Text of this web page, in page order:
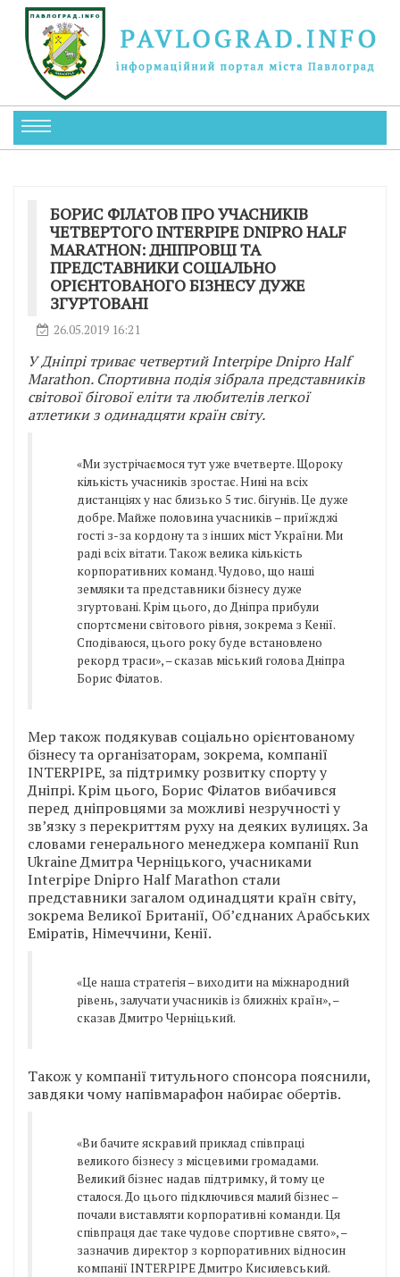
БОРИС ФІЛАТОВ ПРО УЧАСНИКІВ
ЧЕТВЕРТОГО INTERPIPE DNIPRO HALF
MARATHON: ДНІПРОВЦІ ТА
ПРЕДСТАВНИКИ СОЦІАЛЬНО
ОРІЄНТОВАНОГО БІЗНЕСУ ДУЖЕ
ЗГУРТОВАНІ
26.05.2019 16:21
У Дніпрі триває четвертий Interpipe Dnipro Half
Marathon. Спортивна подія зібрала представників
світової бігової еліти та любителів легкої
атлетики з одинадцяти країн світу.
«Ми зустрічаємося тут уже вчетверте. Щороку
кількість учасників зростає. Нині на всіх
дистанціях у нас близько 5 тис. бігунів. Це дуже
добре. Майже половина учасників – приїжджі
гості з-за кордону та з інших міст України. Ми
раді всіх вітати. Також велика кількість
корпоративних команд. Чудово, що наші
земляки та представники бізнесу дуже
згуртовані. Крім цього, до Дніпра прибули
спортсмени світового рівня, зокрема з Кенії.
Сподіваюся, цього року буде встановлено
рекорд траси», – сказав міський голова Дніпра
Борис Філатов.
Мер також подякував соціально орієнтованому
бізнесу та організаторам, зокрема, компанії
INTERPIPE, за підтримку розвитку спорту у
Дніпрі. Крім цього, Борис Філатов вибачився
перед дніпровцями за можливі незручності у
зв’язку з перекриттям руху на деяких вулицях. За
словами генерального менеджера компанії Run
Ukraine Дмитра Черніцького, учасниками
Interpipe Dnipro Half Marathon стали
представники загалом одинадцяти країн світу,
зокрема Великої Британії, Об’єднаних Арабських
Еміратів, Німеччини, Кенії.
«Це наша стратегія – виходити на міжнародний
рівень, залучати учасників із ближніх країн», –
сказав Дмитро Черніцький.
Також у компанії титульного спонсора пояснили,
завдяки чому напівмарафон набирає обертів.
«Ви бачите яскравий приклад співпраці
великого бізнесу з місцевими громадами.
Великий бізнес надав підтримку, й тому це
сталося. До цього підключився малий бізнес –
почали виставляти корпоративні команди. Ця
співпраця дає таке чудове спортивне свято», –
зазначив директор з корпоративних відносин
компанії INTERPIPE Дмитро Кисилевський.